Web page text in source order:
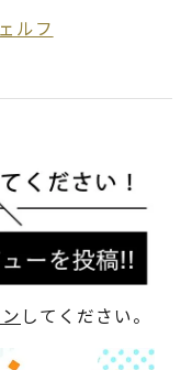
ルフ
してください。